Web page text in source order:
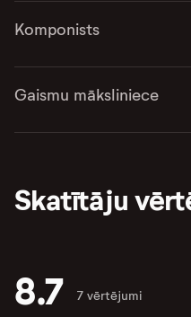
Komponists
Gaismu māksliniece
Skatītāju
8.7 7 vērtējumi